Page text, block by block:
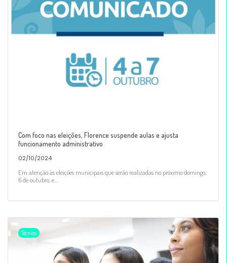
Com foco nas eleições, Florence suspende aulas e ajusta
funcionamento administrativo
02/10/2024
Em atenção às eleições municipais que serão realizadas no próximo domingo,
6 de outubro, e...
Técnico